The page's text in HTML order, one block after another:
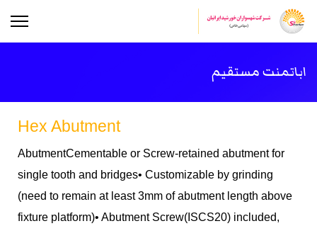
اباتمنت مستقیم
Hex Abutment
AbutmentCementable or Screw-retained abutment for
single tooth and bridges• Customizable by grinding
(need to remain at least 3mm of abutment length above
fixture platform)• Abutment Screw(ISCS20) included,